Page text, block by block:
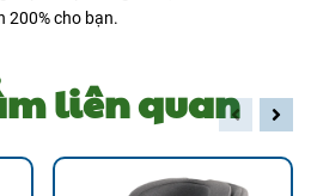
200% cho bạn.
liên quan